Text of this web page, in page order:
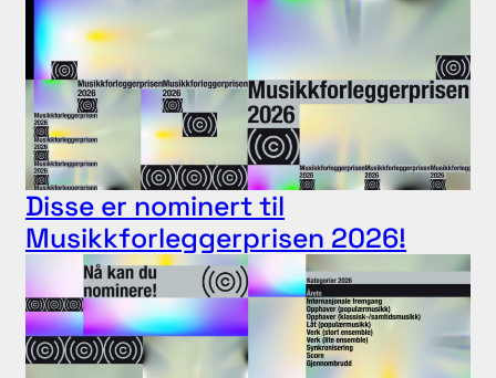
Disse er nominert til
Musikkforleggerprisen 2026!